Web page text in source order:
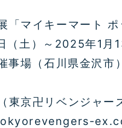
「マイキーマート
（土）～2025年1月
事場（石川県金沢市
東京卍リベンジャ